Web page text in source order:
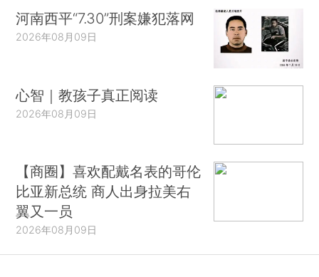
河南西平“7.30”刑案嫌犯落网
2026年08月09日
心智｜教孩子真正阅读
2026年08月09日
【商圈】喜欢配戴名表的哥伦
比亚新总统 商人出身拉美右
翼又一员
2026年08月09日